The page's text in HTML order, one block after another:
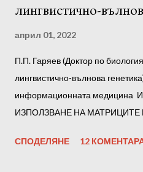
лингвистично-
април 01, 2022
П.П. Гаряев (Доктор по
лингвистично-вълнова
информационната
ИЗПОЛЗВАНЕ НА МАТРИЦИТЕ
Гаряев последователно. Но е
СПОДЕЛЯНЕ 12